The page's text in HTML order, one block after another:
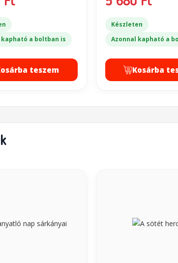
kapható a boltban is
teszem
Készleten
Azonnal kapható a
Kosárba